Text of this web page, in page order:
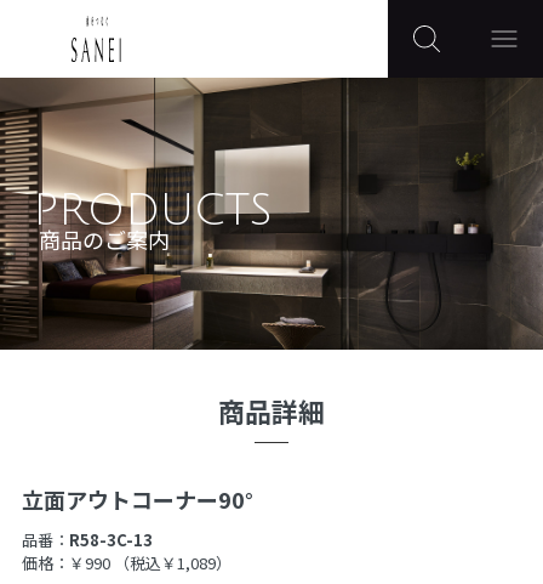
PRODUCTS
商品のご案内
商品詳細
立面アウトコーナー90°
品番： R58-3C-13
価格：￥990
（税込￥1,089）